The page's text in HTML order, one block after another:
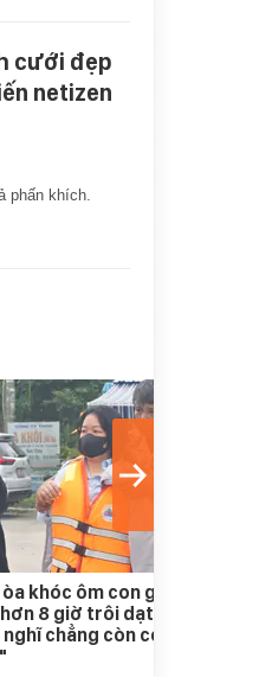
cưới đẹp
netizen
phấn khích.
òa khóc ôm con gái sống sót
8 giờ trôi dạt trên biển:
chẳng còn cơ hội nào